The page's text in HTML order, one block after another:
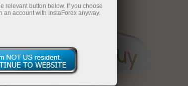
relevant button below. If you choose
account with InstaForex anyway.